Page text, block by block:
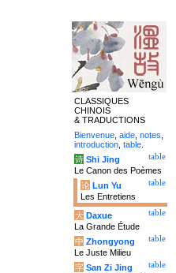
CLASSIQUES
CHINOIS
& TRADUCTIONS
Bienvenue aide notes
introduction table
table
诗 Shi Jing
Le Canon des Poèmes
table
论 Lun Yu
Les Entretiens
table
大 Daxue
La Grande Étude
table
中 Zhongyong
Le Juste Milieu
table
字 San Zi Jing